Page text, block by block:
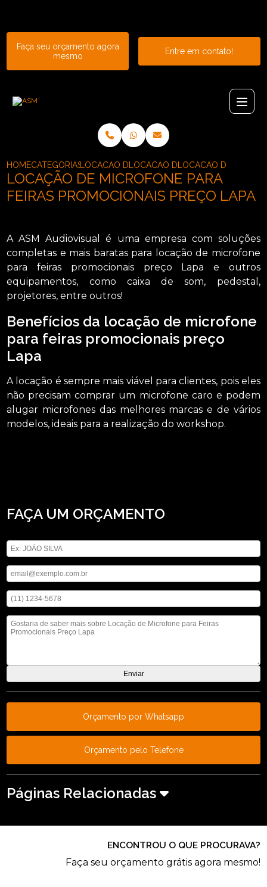
Faça seu orçamento agora
mesmo
Entre em contato!
HOMECATEGORIAS LOCACAO DE MICROFONES
LOCACAO DE MICROFONE DE
LOCACAO DE
LOCAÇÃO DE MICROFONE PARA
FEIRAS PROMOCIONAIS PREÇO LAPA
A ASM Audiovisual é uma empresa com soluções
completas e mais baratas para locação de microfone
para feiras promocionais preço Lapa e outros
equipamentos, como caixa de som, pedestal,
projetores, entre outros!
Benefícios da locação de microfone
para feiras promocionais preço
Lapa
A locação é sempre mais viável para clientes, pois eles
não precisam comprar um microfone caro e podem
alugar microfones das melhores marcas e de vários
modelos, ideais para a realização do workshop.
FAÇA UM ORÇAMENTO
Orçamento por Whatsapp
Orçamento pelo Telefone
Páginas Relacionadas
ENCONTROU O QUE PROCURAVA?
Faça seu orçamento grátis agora mesmo!